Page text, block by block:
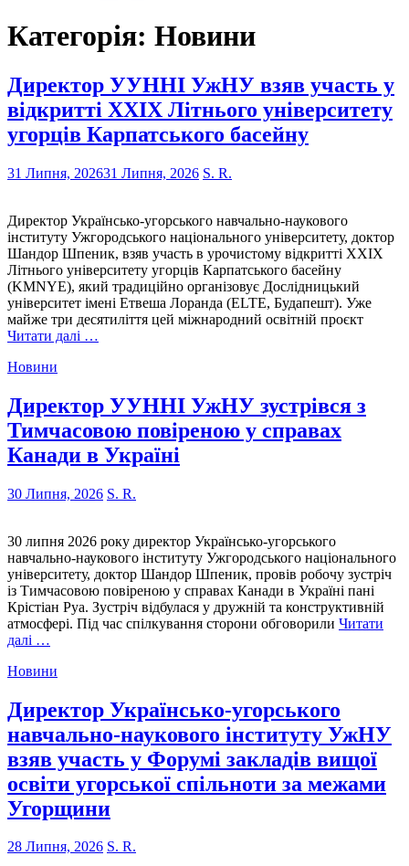
Категорія: Новини
Директор УУННІ УжНУ взяв участь у
відкритті XXIX Літнього університету
угорців Карпатського басейну
31 Липня, 202631 Липня, 2026 S. R.
Директор Українсько-угорського навчально-наукового
інституту Ужгородського національного університету, доктор
Шандор Шпеник, взяв участь в урочистому відкритті XXIX
Літнього університету угорців Карпатського басейну
(KMNYE), який традиційно організовує Дослідницький
університет імені Етвеша Лоранда (ELTE, Будапешт). Уже
майже три десятиліття цей міжнародний освітній проєкт
Читати далі …
Новини
Директор УУННI УжНУ зустрівся з
Тимчасовою повіреною у справах
Канади в Україні
30 Липня, 2026 S. R.
30 липня 2026 року директор Українсько-угорського
навчально-наукового інституту Ужгородського національного
університету, доктор Шандор Шпеник, провів робочу зустріч
із Тимчасовою повіреною у справах Канади в Україні пані
Крістіан Руа. Зустріч відбулася у дружній та конструктивній
атмосфері. Під час спілкування сторони обговорили Читати
далі …
Новини
Директор Українсько-угорського
навчально-наукового інституту УжНУ
взяв участь у Форумі закладів вищої
освіти угорської спільноти за межами
Угорщини
28 Липня, 2026 S. R.